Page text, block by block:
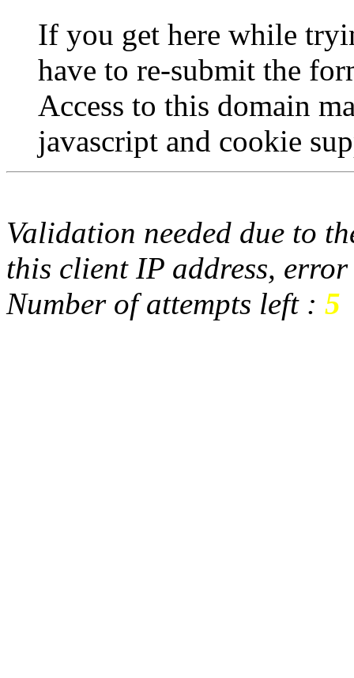
If you get here while
have to re-submit the
Access to this domain
javascript and cookie
Validation needed due to
this client IP address,
Number of attempts left : 5